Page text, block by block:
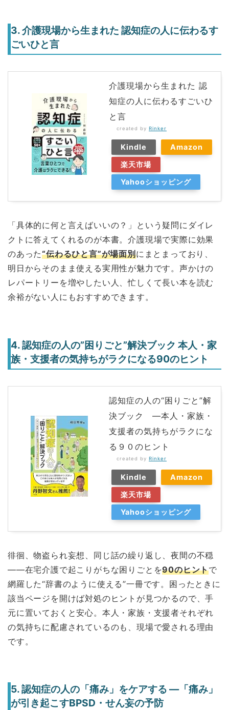
3. 介護現場から生まれた 認知症の人に伝わるす
ごいひと言
介護現場から生まれた 認
知症の人に伝わるすごいひ
と言
created by Rinker
Kindle
Amazon
楽天市場
Yahooショッピング
「具体的に何と言えばいいの？」という疑問にダイレ
クトに答えてくれるのが本書。介護現場で実際に効果
のあった“伝わるひと言”が場面別にまとまっており、
明日からそのまま使える実用性が魅力です。声かけの
レパートリーを増やしたい人、忙しくて長い本を読む
余裕がない人にもおすすめできます。
4. 認知症の人の”困りごと”解決ブック 本人・家
族・支援者の気持ちがラクになる90のヒント
認知症の人の“困りごと”解
決ブック ―本人・家族・
支援者の気持ちがラクにな
る９０のヒント
created by Rinker
Kindle
Amazon
楽天市場
Yahooショッピング
徘徊、物盗られ妄想、同じ話の繰り返し、夜間の不穏
——在宅介護で起こりがちな困りごとを90のヒントで
網羅した“辞書のように使える”一冊です。困ったときに
該当ページを開けば対処のヒントが見つかるので、手
元に置いておくと安心。本人・家族・支援者それぞれ
の気持ちに配慮されているのも、現場で愛される理由
です。
5. 認知症の人の「痛み」をケアする ―「痛み」
が引き起こすBPSD・せん妄の予防